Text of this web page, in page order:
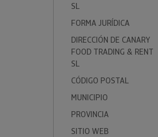
SL
FORMA JURÍDICA
DIRECCIÓN DE CANARY
FOOD TRADING & RENT
SL
CÓDIGO POSTAL
MUNICIPIO
PROVINCIA
SITIO WEB